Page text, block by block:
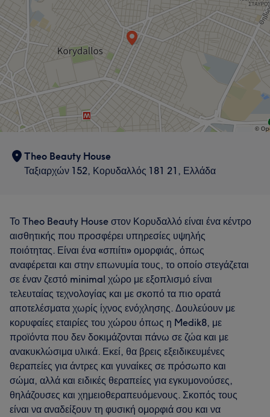
Theo Beauty House
Ταξιαρχών 152, Κορυδαλλός 181 21, Ελλάδα
Το Theo Beauty House στον Κορυδαλλό είναι ένα κέντρο
αισθητικής που προσφέρει υπηρεσίες υψηλής
ποιότητας. Είναι ένα «σπιίτι» ομορφιάς, όπως
αναφέρεται και στην επωνυμία τους, το οποίο στεγάζεται
σε έναν ζεστό minimal χώρο με εξοπλισμό είναι
τελευταίας τεχνολογίας και με σκοπό τα πιο ορατά
αποτελέσματα χωρίς ίχνος ενόχλησης. Δουλεύουν με
κορυφαίες εταιρίες του χώρου όπως η Medik8, με
προϊόντα που δεν δοκιμάζονται πάνω σε ζώα και με
ανακυκλώσιμα υλικά. Εκεί, θα βρεις εξειδικευμένες
θεραπείες για άντρες και γυναίκες σε πρόσωπο και
σώμα, αλλά και ειδικές θεραπείες για εγκυμονούσες,
θηλάζουσες και χημειοθεραπευόμενους. Σκοπός τους
είναι να αναδείξουν τη φυσική ομορφιά σου και να